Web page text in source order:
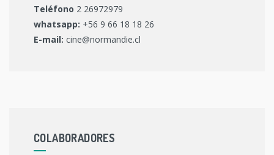
Teléfono 2 26972979
whatsapp: +56 9 66 18 18 26
E-mail: cine@normandie.cl
COLABORADORES